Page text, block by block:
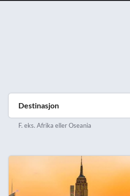
Destinasjon
F. eks. Afrika eller Oseania